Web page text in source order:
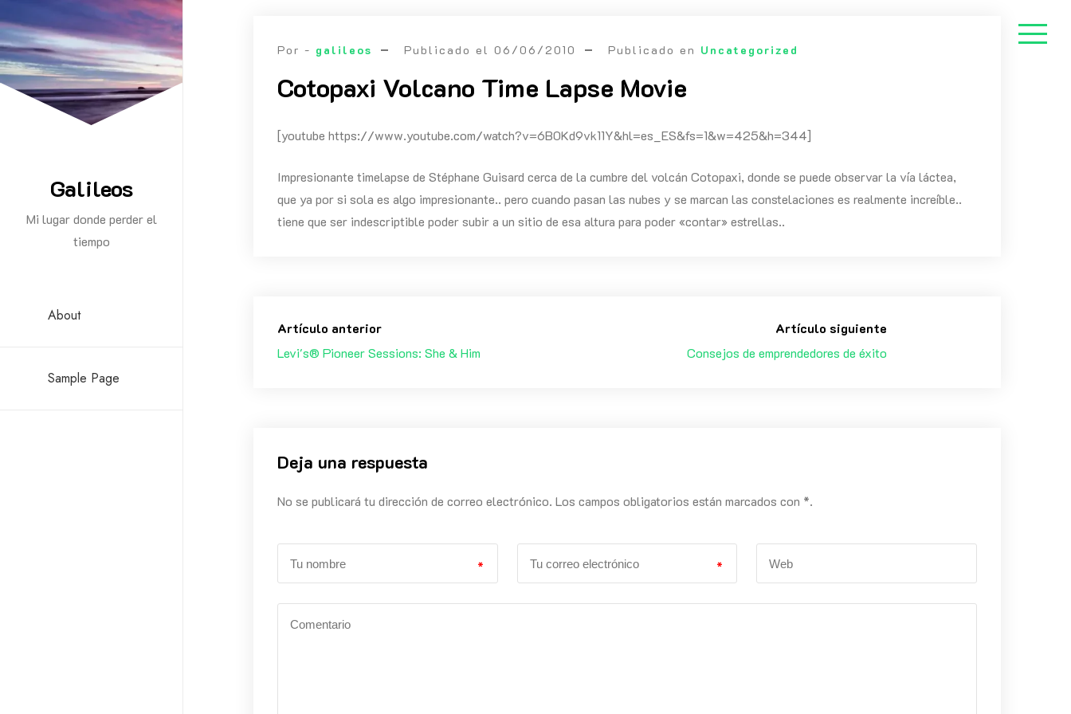
al
contenido
Galileos
Mi lugar donde perder el
tiempo
About
Sample Page
Por - galileos Publicado el06/06/2010 Publicado en Uncategorized
Cotopaxi Volcano Time Lapse Movie
[youtube https://www.youtube.com/watch?v=6B0Kd9vk11Y&hl=es_ES&fs=1&w=425&h=344]
Impresionante timelapse de Stéphane Guisard cerca de la cumbre del volcán Cotopaxi, donde se puede observar la vía láctea,
que ya por si sola es algo impresionante.. pero cuando pasan las nubes y se marcan las constelaciones es realmente increíble..
tiene que ser indescriptible poder subir a un sitio de esa altura para poder «contar» estrellas..
Artículo anterior
Levi's® Pioneer Sessions: She & Him
Artículo siguiente
Consejos de emprendedores de éxito
Deja una respuesta
No se publicará tu dirección de correo electrónico. Los campos obligatorios están marcados con *.
* *